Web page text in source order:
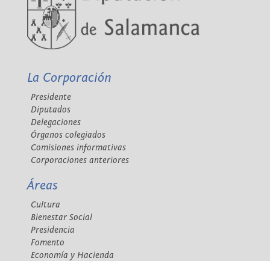
La Corporación
Presidente
Diputados
Delegaciones
Órganos colegiados
Comisiones informativas
Corporaciones anteriores
Áreas
Cultura
Bienestar Social
Presidencia
Fomento
Economía y Hacienda